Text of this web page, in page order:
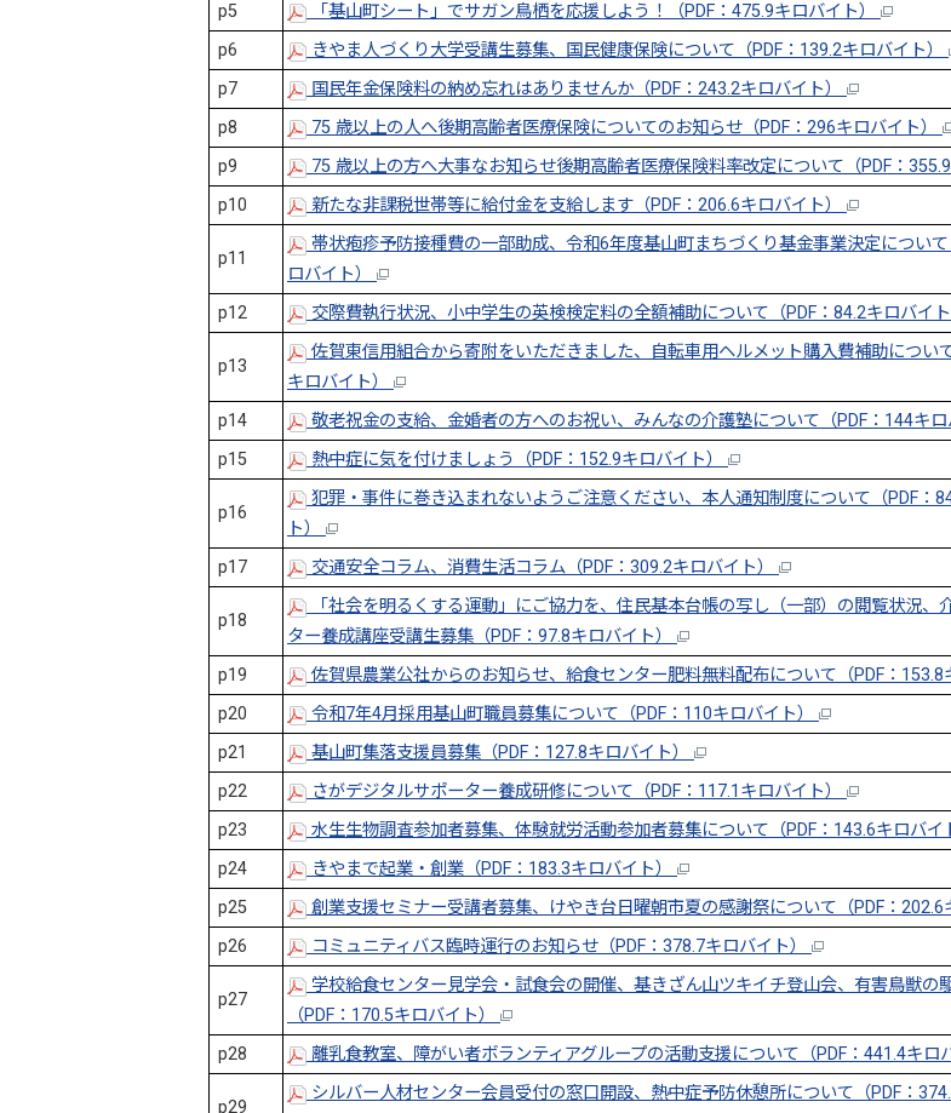
p5
「基山町シート」でサガン鳥栖を応援しよう！（PDF：475.9キロバイト）
p6
きやま人づくり大学受講生募集、国民健康保険について（PDF：139.2キロバイト）
p7
国民年金保険料の納め忘れはありませんか（PDF：243.2キロバイト）
p8
75 歳以上の人へ後期高齢者医療保険についてのお知らせ（PDF：296キロバイト）
p9
75 歳以上の方へ大事なお知らせ後期高齢者医療保険料率改定について（PDF：
p10
新たな非課税世帯等に給付金を支給します（PDF：206.6キロバイト）
p11
帯状疱疹予防接種費の一部助成、令和6年度基山町まちづくり基金事業決定について
ロバイト）
p12
交際費執行状況、小中学生の英検検定料の全額補助について（PDF：84.2キロバイト
p13
佐賀東信用組合から寄附をいただきました、自転車用ヘルメット購入費補助につい
キロバイト）
p14
敬老祝金の支給、金婚者の方へのお祝い、みんなの介護塾について（PDF：144キロ
p15
熱中症に気を付けましょう（PDF：152.9キロバイト）
p16
犯罪・事件に巻き込まれないようご注意ください、本人通知制度について（PDF：
ト）
p17
交通安全コラム、消費生活コラム（PDF：309.2キロバイト）
p18
「社会を明るくする運動」にご協力を、住民基本台帳の写し（一部）の閲覧状況、
ター養成講座受講生募集（PDF：97.8キロバイト）
p19
佐賀県農業公社からのお知らせ、給食センター肥料無料配布について（PDF：153.8
p20
令和7年4月採用基山町職員募集について（PDF：110キロバイト）
p21
基山町集落支援員募集（PDF：127.8キロバイト）
p22
さがデジタルサポーター養成研修について（PDF：117.1キロバイト）
p23
水生生物調査参加者募集、体験就労活動参加者募集について（PDF：143.6キロバイ
p24
きやまで起業・創業（PDF：183.3キロバイト）
p25
創業支援セミナー受講者募集、けやき台日曜朝市夏の感謝祭について（PDF：202.6
p26
コミュニティバス臨時運行のお知らせ（PDF：378.7キロバイト）
p27
学校給食センター見学会・試食会の開催、基きざん山ツキイチ登山会、有害鳥獣の
（PDF：170.5キロバイト）
p28
離乳食教室、障がい者ボランティアグループの活動支援について（PDF：441.4キロ
p29
シルバー人材センター会員受付の窓口開設、熱中症予防休憩所について（PDF：